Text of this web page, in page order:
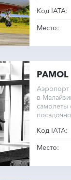
Код IATA:
Место:
PAMOL
Аэропорт
в
самолеты
Код IATA:
Место: